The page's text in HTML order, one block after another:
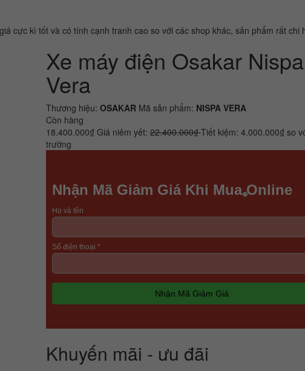
cực kì tốt và có tính cạnh tranh cao so với các shop khác, sản phẩm rất chi
Xe máy điện Osakar Nispa
Vera
Thương hiệu: OSAKAR Mã sản phẩm: NISPA VERA
Còn hàng
18.400.000₫ Giá niêm yết:22.400.000₫Tiết kiệm: 4.000.000₫ so
trường
Khuyến mãi - ưu đãi